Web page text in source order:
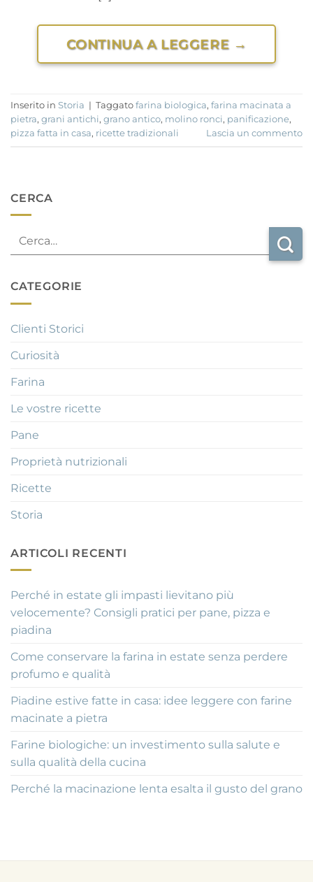
CONTINUA A LEGGERE →
Inserito in Storia | Taggato farina biologica, farina macinata a
pietra, grani antichi, grano antico, molino ronci, panificazione,
pizza fatta in casa, ricette tradizionali Lascia un commento
CERCA
CATEGORIE
Clienti Storici
Curiosità
Farina
Le vostre ricette
Pane
Proprietà nutrizionali
Ricette
Storia
ARTICOLI RECENTI
Perché in estate gli impasti lievitano più
velocemente? Consigli pratici per pane, pizza e
piadina
Come conservare la farina in estate senza perdere
profumo e qualità
Piadine estive fatte in casa: idee leggere con farine
macinate a pietra
Farine biologiche: un investimento sulla salute e
sulla qualità della cucina
Perché la macinazione lenta esalta il gusto del grano